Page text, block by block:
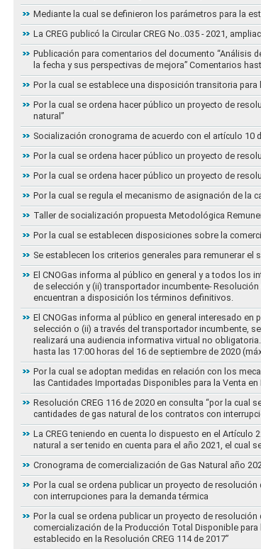
Mediante la cual se definieron los parámetros para la
La CREG publicó la Circular CREG No..035 - 2021,
Publicación para comentarios del documento “Análisis
la fecha y sus perspectivas de mejora” Comentarios
Por la cual se establece una disposición transitoria
Por la cual se ordena hacer público un proyecto de
natural”
Socialización cronograma de acuerdo con el artículo 10
Por la cual se ordena hacer público un proyecto de
Por la cual se ordena hacer público un proyecto de
Por la cual se regula el mecanismo de asignación de la
Taller de socialización propuesta Metodológica
Por la cual se establecen disposiciones sobre la
Se establecen los criterios generales para remunerar
El CNOGas informa al público en general y a todos los
de selección y (ii) transportador incumbente-
encuentran a disposición los términos definitivos.
El CNOGas informa al público en general interesado
selección o (ii) a través del transportador incumbente,
realizará una audiencia informativa virtual no
hasta las 17:00 horas del 16 de septiembre de 2020
Por la cual se adoptan medidas en relación con los
las Cantidades Importadas Disponibles para la Venta
Resolución CREG 116 de 2020 en consulta “por la cual
cantidades de gas natural de los contratos con
La CREG teniendo en cuenta lo dispuesto en el Artículo
natural a ser tenido en cuenta para el año 2021, el cual
Cronograma de comercialización de Gas Natural año
Por la cual se ordena publicar un proyecto de
con interrupciones para la demanda térmica
Por la cual se ordena publicar un proyecto de
comercialización de la Producción Total Disponible
establecido en la Resolución CREG 114 de 2017”